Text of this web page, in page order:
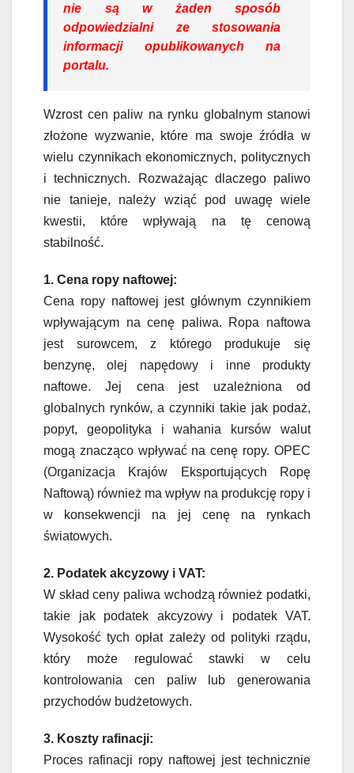
nie są w żaden sposób
odpowiedzialni ze stosowania
informacji opublikowanych na
portalu.
Wzrost cen paliw na rynku globalnym stanowi
złożone wyzwanie, które ma swoje źródła w
wielu czynnikach ekonomicznych, politycznych
i technicznych. Rozważając dlaczego paliwo
nie tanieje, należy wziąć pod uwagę wiele
kwestii, które wpływają na tę cenową
stabilność.
1. Cena ropy naftowej:
Cena ropy naftowej jest głównym czynnikiem
wpływającym na cenę paliwa. Ropa naftowa
jest surowcem, z którego produkuje się
benzynę, olej napędowy i inne produkty
naftowe. Jej cena jest uzależniona od
globalnych rynków, a czynniki takie jak podaż,
popyt, geopolityka i wahania kursów walut
mogą znacząco wpływać na cenę ropy. OPEC
(Organizacja Krajów Eksportujących Ropę
Naftową) również ma wpływ na produkcję ropy i
w konsekwencji na jej cenę na rynkach
światowych.
2. Podatek akcyzowy i VAT:
W skład ceny paliwa wchodzą również podatki,
takie jak podatek akcyzowy i podatek VAT.
Wysokość tych opłat zależy od polityki rządu,
który może regulować stawki w celu
kontrolowania cen paliw lub generowania
przychodów budżetowych.
3. Koszty rafinacji:
Proces rafinacji ropy naftowej jest technicznie